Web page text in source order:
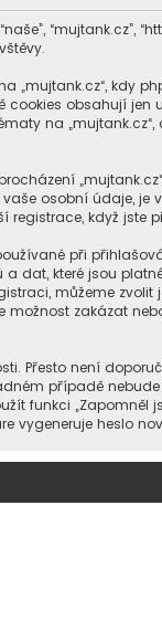
“mujtank.cz”,
kdy
cookies obsahují
na
osobní údaje,
registrace, když jste
při
které jsou
můžeme
možnost zakázat
Přesto není
případě
funkci
heslo